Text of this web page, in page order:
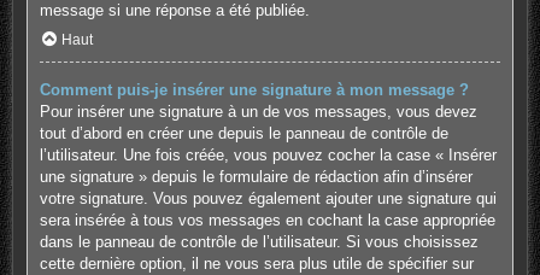
message si une réponse a été publiée.
Haut
Comment puis-je insérer une signature à mon message ?
Pour insérer une signature à un de vos messages, vous devez
tout d’abord en créer une depuis le panneau de contrôle de
l’utilisateur. Une fois créée, vous pouvez cocher la case « Insérer
une signature » depuis le formulaire de rédaction afin d’insérer
votre signature. Vous pouvez également ajouter une signature qui
sera insérée à tous vos messages en cochant la case appropriée
dans le panneau de contrôle de l’utilisateur. Si vous choisissez
cette dernière option, il ne vous sera plus utile de spécifier sur